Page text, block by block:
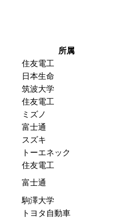
所属
住友電工
日本生命
筑波大学
住友電工
ミズノ
富士通
スズキ
トーエネック
住友電工
富士通
駒澤大学
トヨタ自動車